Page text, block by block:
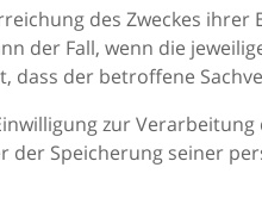
des Zweckes
der Fall, wenn die
dass der betroffene
zur
Speicherung seiner